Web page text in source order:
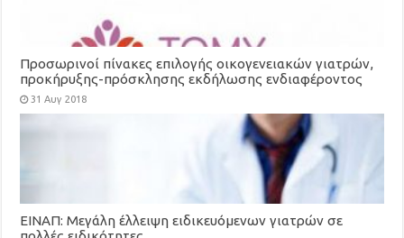
Προσωρινοί πίνακες επιλογής οικογενειακών γιατρών,
προκήρυξης-πρόσκλησης εκδήλωσης ενδιαφέροντος
για τη στελέχωση των Τοπικών Μονάδων Υγείας
(ΤΟΜΥ)
31 Αυγ 2018
ΕΙΝΑΠ: Μεγάλη έλλειψη ειδικευόμενων γιατρών σε